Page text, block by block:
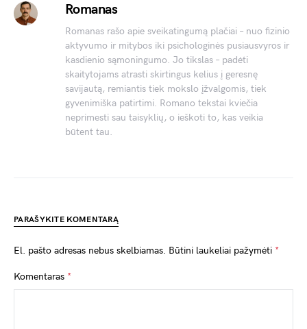
Romanas
Romanas rašo apie sveikatingumą plačiai – nuo fizinio
aktyvumo ir mitybos iki psichologinės pusiausvyros ir
kasdienio sąmoningumo. Jo tikslas – padėti
skaitytojams atrasti skirtingus kelius į geresnę
savijautą, remiantis tiek mokslo įžvalgomis, tiek
gyvenimiška patirtimi. Romano tekstai kviečia
neprimesti sau taisyklių, o ieškoti to, kas veikia
būtent tau.
PARAŠYKITE KOMENTARĄ
El. pašto adresas nebus skelbiamas. Būtini laukeliai pažymėti *
Komentaras *